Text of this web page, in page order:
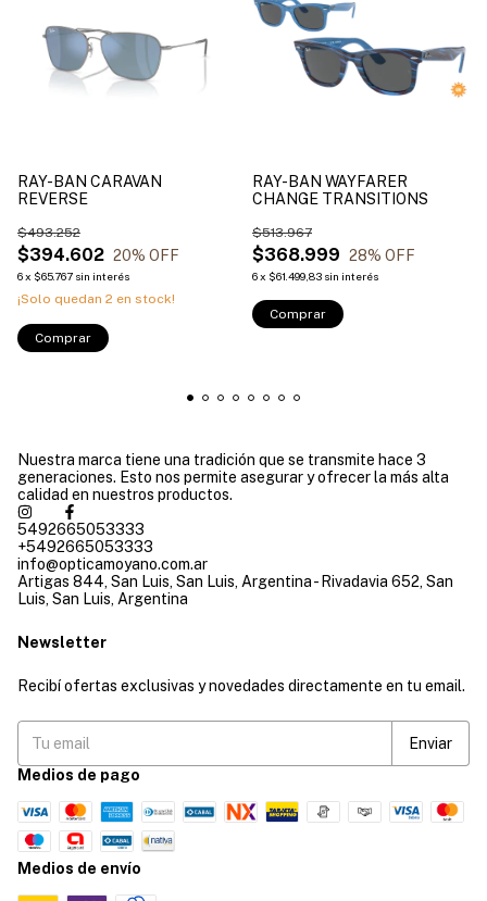
RAY-BAN CARAVAN
REVERSE
$394.602
$493.252
20% OFF
6x $65.767 sin interés
¡Solo quedan 2 en stock!
Comprar
RAY-BAN WAYFARER
CHANGE TRANSITIONS
$368.999
$513.967
28% OFF
6x $61.499,83 sin interés
Comprar
Nuestra marca tiene una tradición que se transmite hace 3
generaciones. Esto nos permite asegurar y ofrecer la más alta
calidad en nuestros productos.
5492665053333
+5492665053333
info@opticamoyano.com.ar
Artigas 844, San Luis, San Luis, Argentina - Rivadavia 652, San
Luis, San Luis, Argentina
Newsletter
Recibí ofertas exclusivas y novedades directamente en tu email.
Medios de pago
Medios de envío